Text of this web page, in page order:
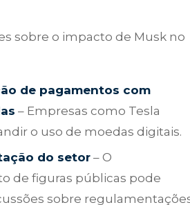
sobre o impacto de Musk no
de pagamentos com
– Empresas como Tesla
o uso de moedas digitais.
do setor – O
de figuras públicas pode
sobre